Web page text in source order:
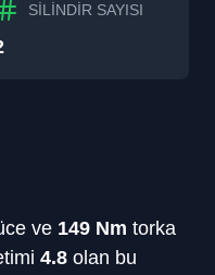
SİLİNDİR SAYISI
ve 149 Nm torka
4.8 olan bu